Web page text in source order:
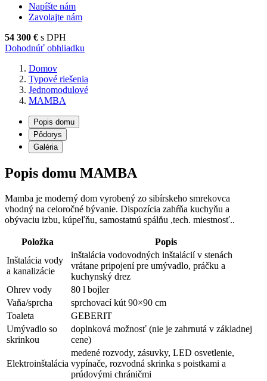
Napíšte nám
Zavolajte nám
54 300 € s DPH
Dohodnúť obhliadku
Domov
Typové riešenia
Jednomodulové
MAMBA
Popis domu
Pôdorys
Galéria
Popis domu MAMBA
Mamba je moderný dom vyrobený zo sibírskeho smrekovca
vhodný na celoročné bývanie. Dispozícia zahŕňa kuchyňu a
obývaciu izbu, kúpeľňu, samostatnú spálňu ,tech. miestnosť..
Položka
Popis
Inštalácia vody
a kanalizácie
inštalácia vodovodných inštalácií v stenách
vrátane pripojení pre umývadlo, práčku a
kuchynský drez
Ohrev vody
80 l bojler
Vaňa/sprcha
sprchovací kút 90×90 cm
Toaleta
GEBERIT
Umývadlo so
skrinkou
doplnková možnosť (nie je zahrnutá v základnej
cene)
Elektroinštalácia
medené rozvody, zásuvky, LED osvetlenie,
vypínače, rozvodná skrinka s poistkami a
prúdovými chráničmi